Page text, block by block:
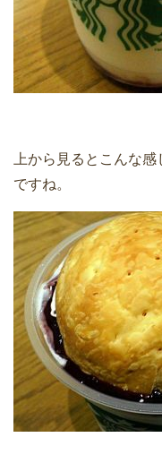
上から見るとこんな
ですね。